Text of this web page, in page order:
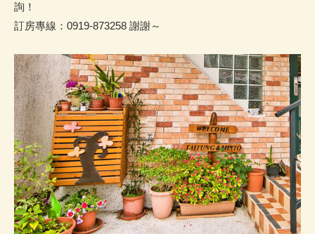
詢！
訂房專線：0919-873258 謝謝～